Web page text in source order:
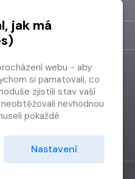
jak má
webu - aby
si pamatovali, co
zjistili stav vaší
nevhodnou
pokaždé
souhlas seNastavení